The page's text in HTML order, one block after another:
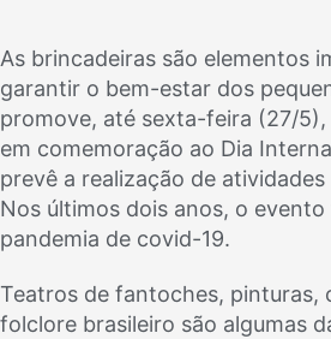
As brincadeiras são elementos
garantir o bem-estar dos
promove, até sexta-feira (27/5),
em comemoração ao Dia
prevê a realização de
Nos últimos dois anos, o
pandemia de covid-19.
Teatros de fantoches, pinturas,
folclore brasileiro são algumas